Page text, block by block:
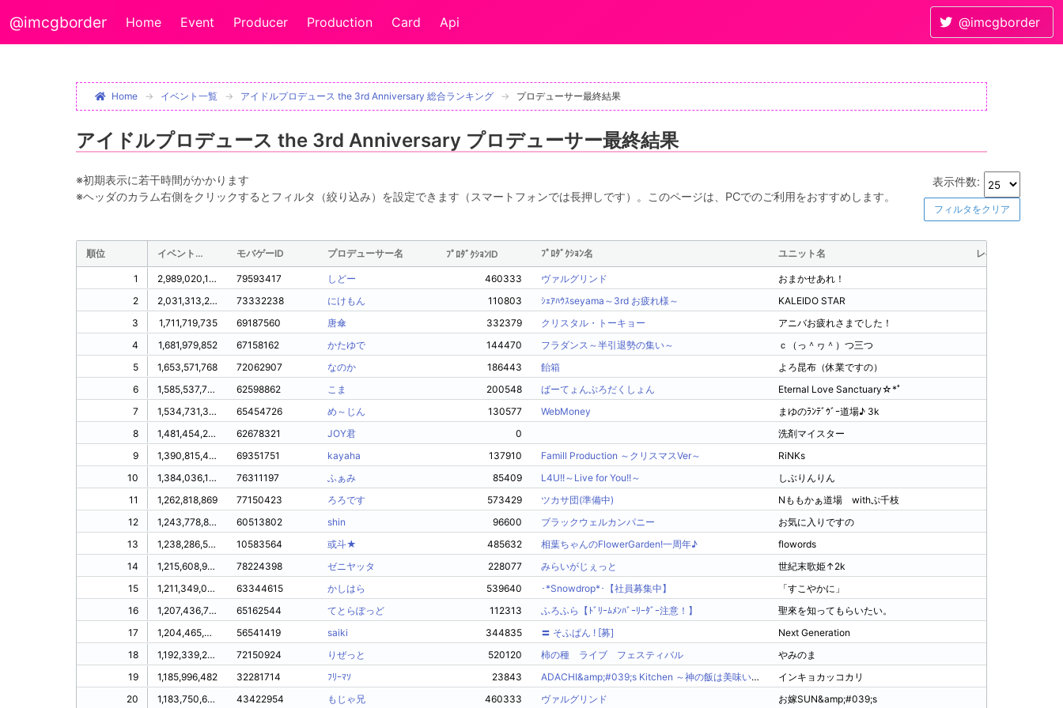
@imcgborder Home Event Producer Production Card Api @imcgborder
Home イベント一覧 アイドルプロデュース the 3rd Anniversary 総合ランキング プロデューサー最終結果
アイドルプロデュース the 3rd Anniversary プロデューサー最終結果
※初期表示に若干時間がかかります
※ヘッダのカラム右側をクリックするとフィルタ（絞り込み）を設定できます（スマートフォンでは長押しです）。このページは、PCでのご利用をおすすめします。
表示件数:
フィルタをクリア
順位 イベントPt モバゲーID プロデューサー名 ﾌﾟﾛﾀﾞｸｼｮﾝID ﾌﾟﾛﾀﾞｸｼｮﾝ名 ユニット名 レベル
1
2
3
4
5
6
7
8
9
10
11
12
13
14
15
16
17
18
19
20
2,989,020,116 79593417 しどー 460333 ヴァルグリンド おまかせあれ！
2,031,313,294
73332238 にけもん 110803 ｼｪｱﾊｳｽseyama～3rd お疲れ様～ KALEIDO STAR
1,711,719,735
69187560 唐傘 332379 クリスタル・トーキョー アニバお疲れさまでした！
1,681,979,852
67158162 かたゆで 144470 フラダンス～半引退勢の集い～ ｃ（っ＾ヮ＾）つ三つ
1,653,571,768
72062907 なのか 186443 飴箱 よろ昆布（休業ですの）
1,585,537,759
62598862 こま 200548 ばーてょんぷろだくしょん Eternal Love Sanctuary☆*ﾟ
1,534,731,339
65454726 め～じん 130577 WebMoney まゆのﾗﾝﾃﾞｳﾞｰ道場♪ 3k
1,481,454,247
62678321 JOY君 0 洗剤マイスター
1,390,815,424
69351751 kayaha 137910 Famill Production ～クリスマスVer～ RiNKs
1,384,036,104
76311197 ふぁみ 85409 L4U!!～Live for You!!～ しぶりんりん
1,262,818,869
77150423 ろろです 573429 ツカサ団(準備中) Nももかぁ道場 withぷ千枝
1,243,778,876
60513802 shin 96600 ブラックウェルカンパニー お気に入りですの
1,238,286,567
10583564 或斗★ 485632 相葉ちゃんのFlowerGarden!一周年♪ flowords
1,215,608,958
78224398 ゼニヤッタ 228077 みらいがじぇっと 世紀末歌姫↑2k
1,211,349,000
63344615 かしはら 539640 ･*Snowdrop*･【社員募集中】 「すこやかに」
1,207,436,712
65162544 てとらぽっど 112313 ふろふら【ﾄﾞﾘｰﾑﾒﾝﾊﾞｰﾘｰﾀﾞｰ注意！】 聖來を知ってもらいたい。
1,204,465,454
56541419 saiki 344835 〓 そふぱん ! [募] Next Generation
1,192,339,282
72150924 りぜっと 520120 柿の種 ライブ フェスティバル やみのま
1,185,996,482
32281714 ﾌﾘｰﾏｿ 23843 ADACHI&amp;#039;s Kitchen ～神の飯は美味い～ インキョカッコカリ
1,183,750,668
43422954 もじゃ兄 460333 ヴァルグリンド お嫁SUN&amp;#039;s